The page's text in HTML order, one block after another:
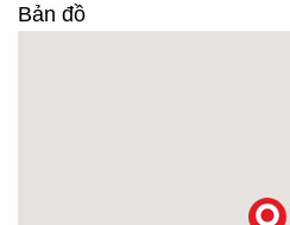
Bản đồ